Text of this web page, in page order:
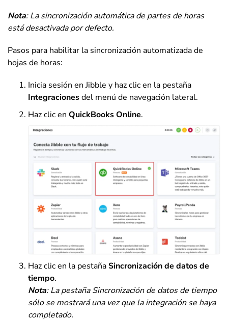
Nota: La sincronización automática de partes de horas
está desactivada por defecto.
Pasos para habilitar la sincronización automatizada de
hojas de horas:
Inicia sesión en Jibble y haz clic en la pestaña
Integracionesdel menú de navegación lateral.
Haz clic en QuickBooks Online.
Haz clic en la pestañaSincronización de datos de
tiempo.
Nota: La pestaña Sincronización de datos de tiempo
sólo se mostrará una vez que la integración se haya
completado.